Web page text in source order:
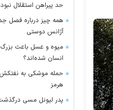
حد پیراهن استقلال
همه چیز درباره فصل
آژانس دوستی
میوه و عسل باعث
انسان شده‌اند؟
حمله موشکی به نفتکش
هرمز
پدر لیونل مسی